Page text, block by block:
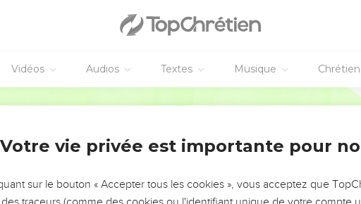
Vidéos Audios Textes Musique
DE L’ANNÉE !
ÉVITER LES VOTRES ?
Votre vie privée est importante pour
sur le bouton « Accepter tous les cookies », vous acceptez que